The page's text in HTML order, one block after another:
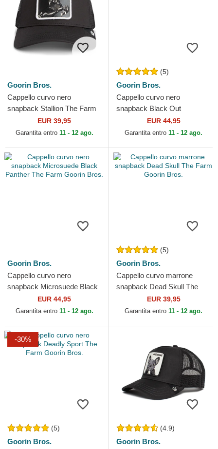
Goorin Bros.
Cappello curvo nero
snapback Stallion The Farm
Goorin Bros.EUR 39,95
Garantita entro 11 - 12 ago.
(5)
Goorin Bros.
Cappello curvo nero
snapback Black Out
Doberman Metallic The Farm
Goorin Bros.
EUR 44,95
Garantita entro 11 - 12 ago.
Goorin Bros.
Cappello curvo nero
snapback Microsuede Black
Panther The Farm Goorin
Bros.
EUR 44,95
Garantita entro 11 - 12 ago.
(5)
Goorin Bros.
Cappello curvo marrone
snapback Dead Skull The
Farm Goorin Bros.
EUR 39,95
Garantita entro 11 - 12 ago.
-30%
(5)
Goorin Bros.
(4.9)
Goorin Bros.